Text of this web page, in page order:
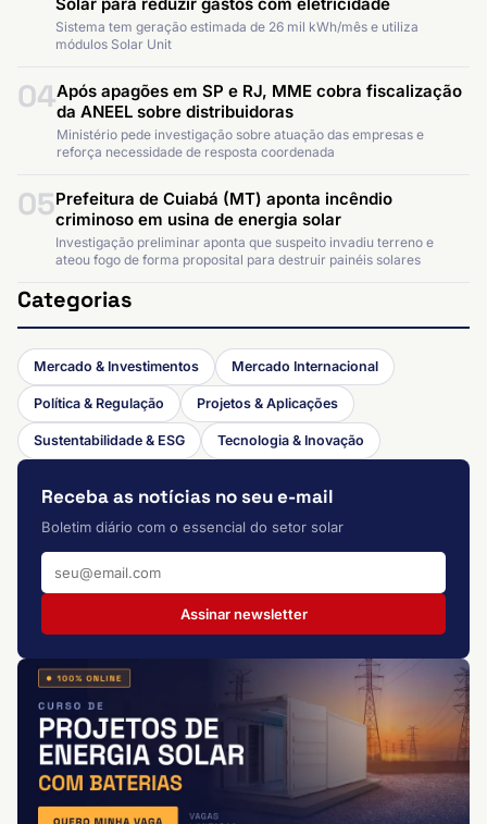
Sistema tem geração estimada de 26 mil kWh/mês e utiliza
módulos Solar Unit
04Após apagões em SP e RJ, MME cobra fiscalização
da ANEEL sobre distribuidoras
Ministério pede investigação sobre atuação das empresas e
reforça necessidade de resposta coordenada
05Prefeitura de Cuiabá (MT) aponta incêndio
criminoso em usina de energia solar
Investigação preliminar aponta que suspeito invadiu terreno e
ateou fogo de forma proposital para destruir painéis solares
Categorias
Mercado & Investimentos Mercado Internacional
Política & Regulação Projetos & Aplicações
Sustentabilidade & ESG Tecnologia & Inovação
Receba as notícias no seu e-mail
Boletim diário com o essencial do setor solar
Assinar newsletter